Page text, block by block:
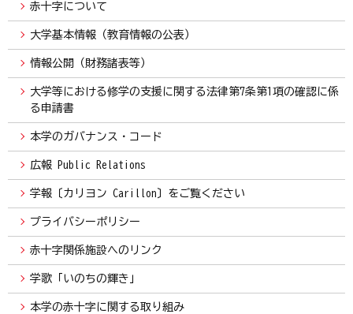
赤十字について
大学基本情報（教育情報の公表）
情報公開（財務諸表等）
大学等における修学の支援に関する法律第7条第1項の確認に係
る申請書
本学のガバナンス・コード
広報 Public Relations
学報〔カリヨン Carillon〕をご覧ください
プライバシーポリシー
赤十字関係施設へのリンク
学歌「いのちの輝き」
本学の赤十字に関する取り組み